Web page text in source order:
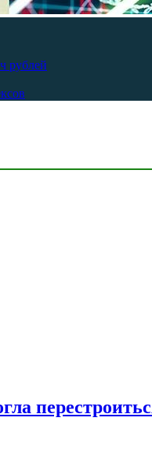
рублей